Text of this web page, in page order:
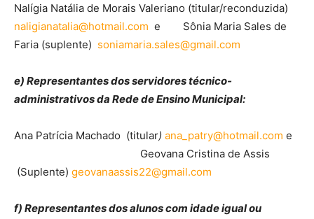
Nalígia Natália de Morais Valeriano (titular/reconduzida)
naligianatalia@hotmail.com e Sônia Maria Sales de
Faria (suplente) soniamaria.sales@gmail.com
e) Representantes dos servidores técnico-
administrativos da Rede de Ensino Municipal:
Ana Patrícia Machado (titular) ana_patry@hotmail.com e
Geovana Cristina de Assis
(Suplente) geovanaassis22@gmail.com
f) Representantes dos alunos com idade igual ou